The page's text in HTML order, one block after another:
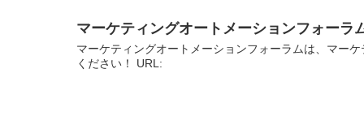
マーケティングオートメーションフォーラ
マーケティングオートメーションフォーラムは、マー
ください！ URL: